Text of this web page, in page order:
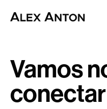
Vamos
conectar